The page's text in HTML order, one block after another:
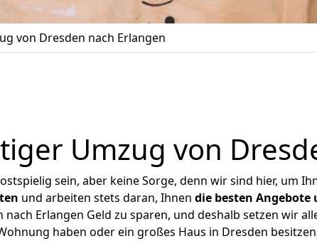
von Dresden nach Erlangen
Umzug von
sein, aber keine Sorge, denn wir sind hier, um
und arbeiten stets daran, Ihnen die besten Angebote
Erlangen Geld zu sparen, und deshalb setzen wir
haben oder ein großes Haus in Dresden